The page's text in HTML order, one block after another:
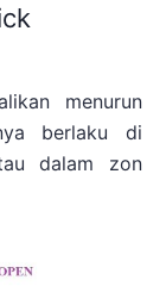
menurun
berlaku di
dalam zon